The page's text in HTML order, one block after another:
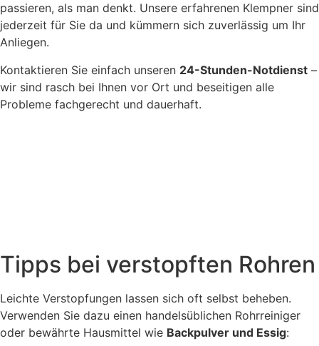
passieren, als man denkt. Unsere erfahrenen Klempner sind
jederzeit für Sie da und kümmern sich zuverlässig um Ihr
Anliegen.
Kontaktieren Sie einfach unseren 24-Stunden-Notdienst –
wir sind rasch bei Ihnen vor Ort und beseitigen alle
Probleme fachgerecht und dauerhaft.
Tipps bei verstopften Rohren
Leichte Verstopfungen lassen sich oft selbst beheben.
Verwenden Sie dazu einen handelsüblichen Rohrreiniger
oder bewährte Hausmittel wie Backpulver und Essig: